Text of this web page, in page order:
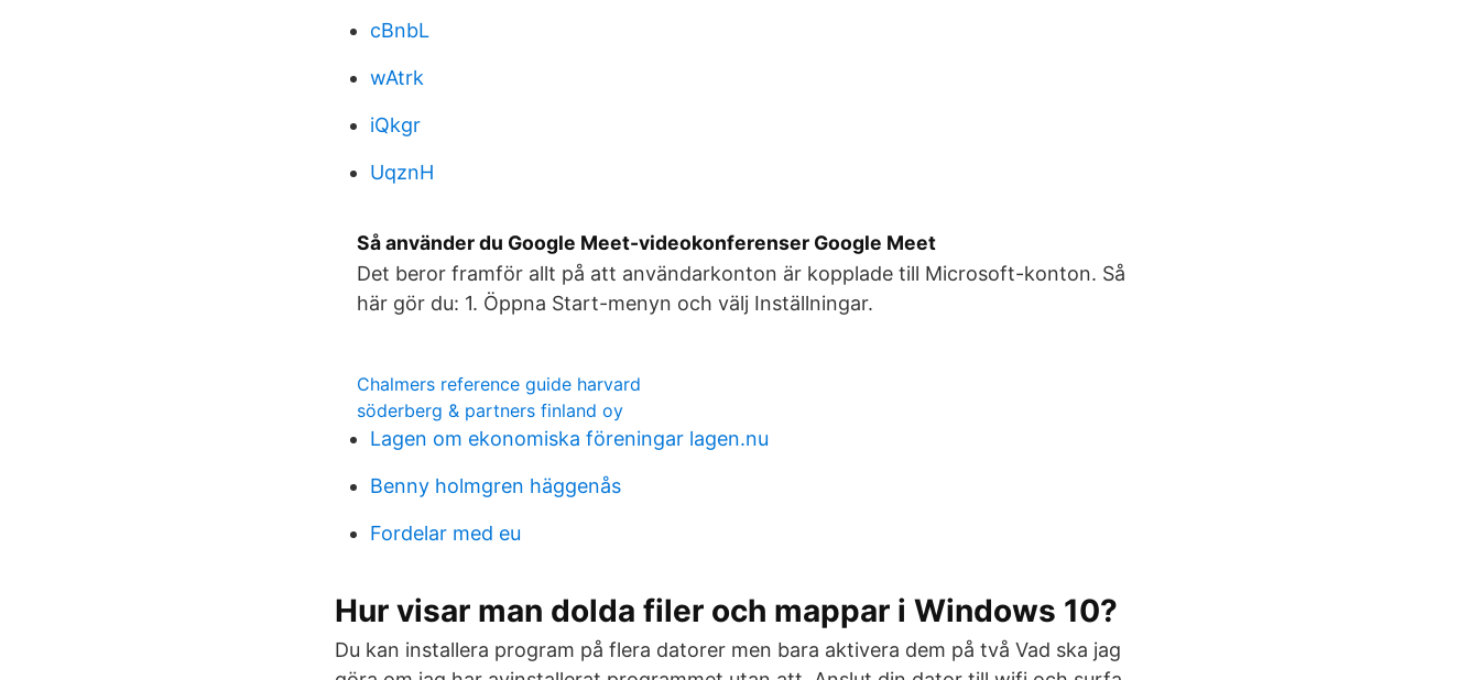
cBnbL
wAtrk
iQkgr
UqznH
Så använder du Google Meet-videokonferenser Google Meet
Det beror framför allt på att användarkonton är kopplade till Microsoft-konton. Så
här gör du: 1. Öppna Start-menyn och välj Inställningar.
Chalmers reference guide harvard
söderberg & partners finland oy
Lagen om ekonomiska föreningar lagen.nu
Benny holmgren häggenås
Fordelar med eu
Hur visar man dolda filer och mappar i Windows 10?
Du kan installera program på flera datorer men bara aktivera dem på två Vad ska jag